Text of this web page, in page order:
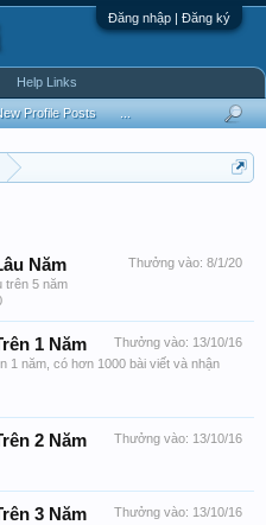
Đăng nhập | Đăng ký
Thưởng vào: 8/1/20
Năm
trên 5 năm
Thưởng vào: 13/10/16
1 Năm
1 năm, có hơn 1000 bài viết và nhận
Thưởng vào: 13/10/16
2 Năm
Thưởng vào: 13/10/16
3 Năm
Profile Posts
Help Links